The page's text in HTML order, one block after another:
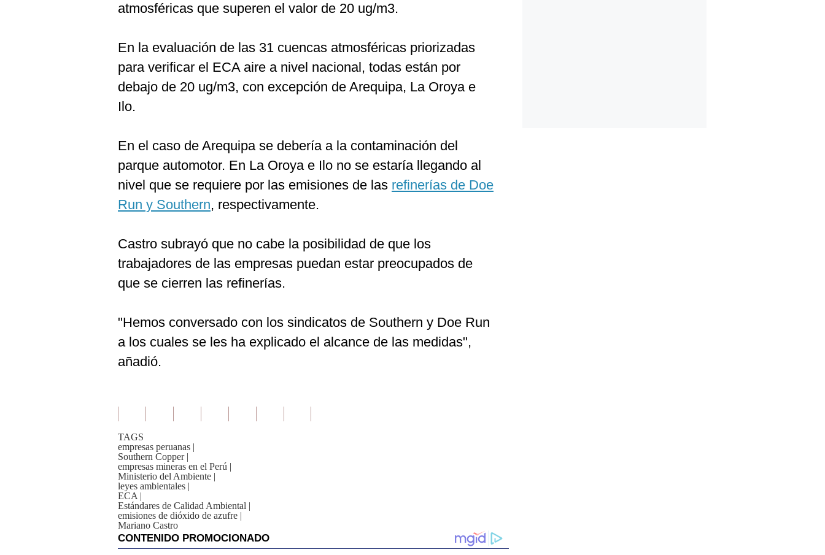
atmosféricas que superen el valor de 20 ug/m3.
En la evaluación de las 31 cuencas atmosféricas priorizadas
para verificar el ECA aire a nivel nacional, todas están por
debajo de 20 ug/m3, con excepción de Arequipa, La Oroya e
Ilo.
En el caso de Arequipa se debería a la contaminación del
parque automotor. En La Oroya e Ilo no se estaría llegando al
nivel que se requiere por las emisiones de las refinerías de Doe
Run y Southern, respectivamente.
Castro subrayó que no cabe la posibilidad de que los
trabajadores de las empresas puedan estar preocupados de
que se cierren las refinerías.
"Hemos conversado con los sindicatos de Southern y Doe Run
a los cuales se les ha explicado el alcance de las medidas",
añadió.
TAGS
empresas peruanas |
Southern Copper |
empresas mineras en el Perú |
Ministerio del Ambiente |
leyes ambientales |
ECA |
Estándares de Calidad Ambiental |
emisiones de dióxido de azufre |
Mariano Castro